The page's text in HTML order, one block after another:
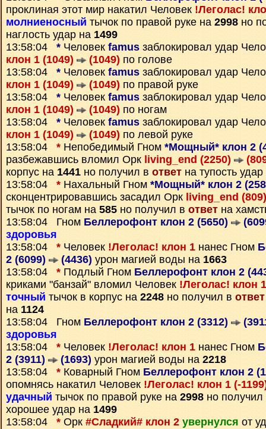
проклиная этот мир накатил Человек !Леголас!
молниеносный тычок по правой руке на 2998 но
наглость удар на 1499
13:58:04 * Человек famus заблокировал удар
клон 1 (1049)
(1049) по голове
13:58:04 * Человек famus заблокировал удар
клон 1 (1049)
(1049) по правой руке
13:58:04 * Человек famus заблокировал удар
клон 1 (1049)
(1049) по ногам
13:58:04 * Человек famus заблокировал удар
клон 1 (1049)
(1049) по левой руке
13:58:04 * Непобедимый Гном *Мощный* клон 2
разбежавшись вломил Орк living_end (2250)
корпус на 1441 но получил в ответ на тупость
13:58:04 * Нахальный Гном *Мощный* клон 2
сконцентрировавшись засадил Орк living_end
тычок по ногам на 585 но получил в ответ на
13:58:04 Гном Беллерофонт клон 2 (5650)
здоровья
13:58:04 * Человек !Леголас! клон 1 нанес Гном
2 (6099)
(4436) урон магией воды на 1663
13:58:04 * Подлый Гном Беллерофонт клон 2
криками "банзай" вломил Человек !Леголас! клон
точный тычок в корпус на 2248 но получил в ответ
на 1124
13:58:04 Гном Беллерофонт клон 2 (3312)
здоровья
13:58:04 * Человек !Леголас! клон 1 нанес Гном
2 (3911)
(1693) урон магией воды на 2218
13:58:04 * Коварный Гном Беллерофонт клон 2
опомнясь накатил Человек !Леголас! клон 1 (-
удачный тычок по правой руке на 2998 но
хорошее удар на 1499
13:58:04 * Орк #Сладкий# клон 2 увернулся от